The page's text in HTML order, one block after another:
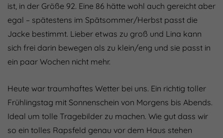
ist, in der Größe 92. Eine 86 hätte wohl auch gereicht aber
egal – spätestens im Spätsommer/Herbst passt die
Jacke bestimmt. Lieber etwas zu groß und Lina kann
sich frei darin bewegen als zu klein/eng und sie passt in
ein paar Wochen nicht mehr.
Heute war traumhaftes Wetter bei uns. Ein richtig toller
Frühlingstag mit Sonnenschein von Morgens bis Abends.
Ideal um tolle Tragebilder zu machen. Wie gut dass wir
so ein tolles Rapsfeld genau vor dem Haus stehen